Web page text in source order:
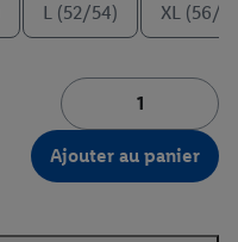
L (52/54) XL (56/
Ajouter au panier